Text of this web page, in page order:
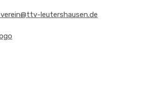
verein@ttv-leutershausen.de